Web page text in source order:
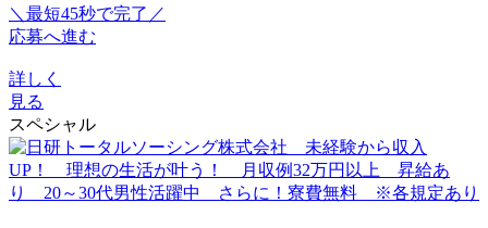
＼最短45秒で完了／
応募へ進む
詳しく
見る
スペシャル